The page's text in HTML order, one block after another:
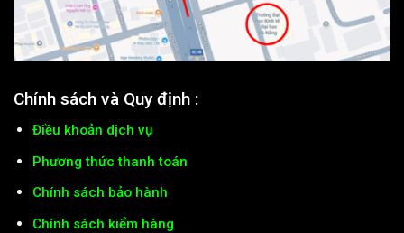
Chính sách và Quy định :
Điều khoản dịch vụ
Phương thức thanh toán
Chính sách bảo hành
Chính sách kiểm hàng